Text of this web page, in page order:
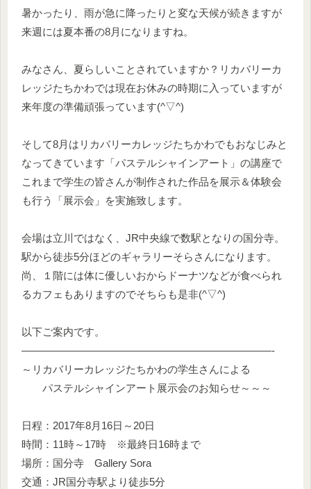
暑かったり、雨が急に降ったりと変な天候が続きますが
来週には夏本番の8月になりますね。
みなさん、夏らしいことされていますか？リカバリーカ
レッジたちかわでは現在お休みの時期に入っていますが
来年度の準備頑張っています(^▽^)
そして8月はリカバリーカレッジたちかわでもおなじみと
なってきています「パステルシャインアート」の講座で
これまで学生の皆さんが制作された作品を展示＆体験会
も行う「展示会」を実施致します。
会場は立川ではなく、JR中央線で数駅となりの国分寺。
駅から徒歩5分ほどのギャラリーそらさんになります。
尚、１階には体に優しいおからドーナツなどが食べられ
るカフェもありますのでそちらも是非(^▽^)
以下ご案内です。
————————————————————————-
～リカバリーカレッジたちかわの学生さんによる
パステルシャインアート展示会のお知らせ～～～
日程：2017年8月16日～20日
時間：11時～17時 ※最終日16時まで
場所：国分寺 Gallery Sora
交通：JR国分寺駅より徒歩5分